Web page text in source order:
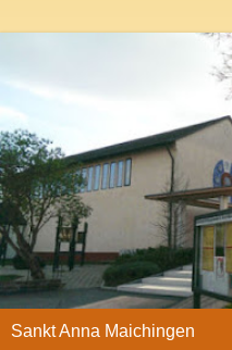
Sankt Anna Maichingen